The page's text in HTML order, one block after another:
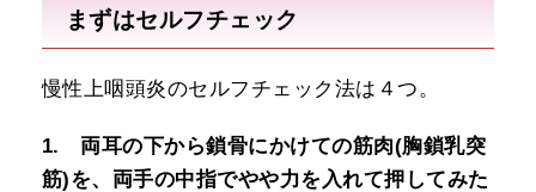
まずはセルフチェック
慢性上咽頭炎のセルフチェック法は４つ。
1. 両耳の下から鎖骨にかけての筋肉(胸鎖乳突
筋)を、両手の中指でやや力を入れて押してみた